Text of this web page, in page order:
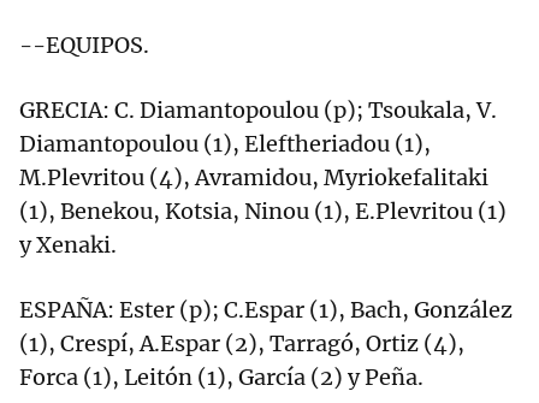
--EQUIPOS.
GRECIA: C. Diamantopoulou (p); Tsoukala, V.
Diamantopoulou (1), Eleftheriadou (1),
M.Plevritou (4), Avramidou, Myriokefalitaki
(1), Benekou, Kotsia, Ninou (1), E.Plevritou (1)
y Xenaki.
ESPAÑA: Ester (p); C.Espar (1), Bach, González
(1), Crespí, A.Espar (2), Tarragó, Ortiz (4),
Forca (1), Leitón (1), García (2) y Peña.